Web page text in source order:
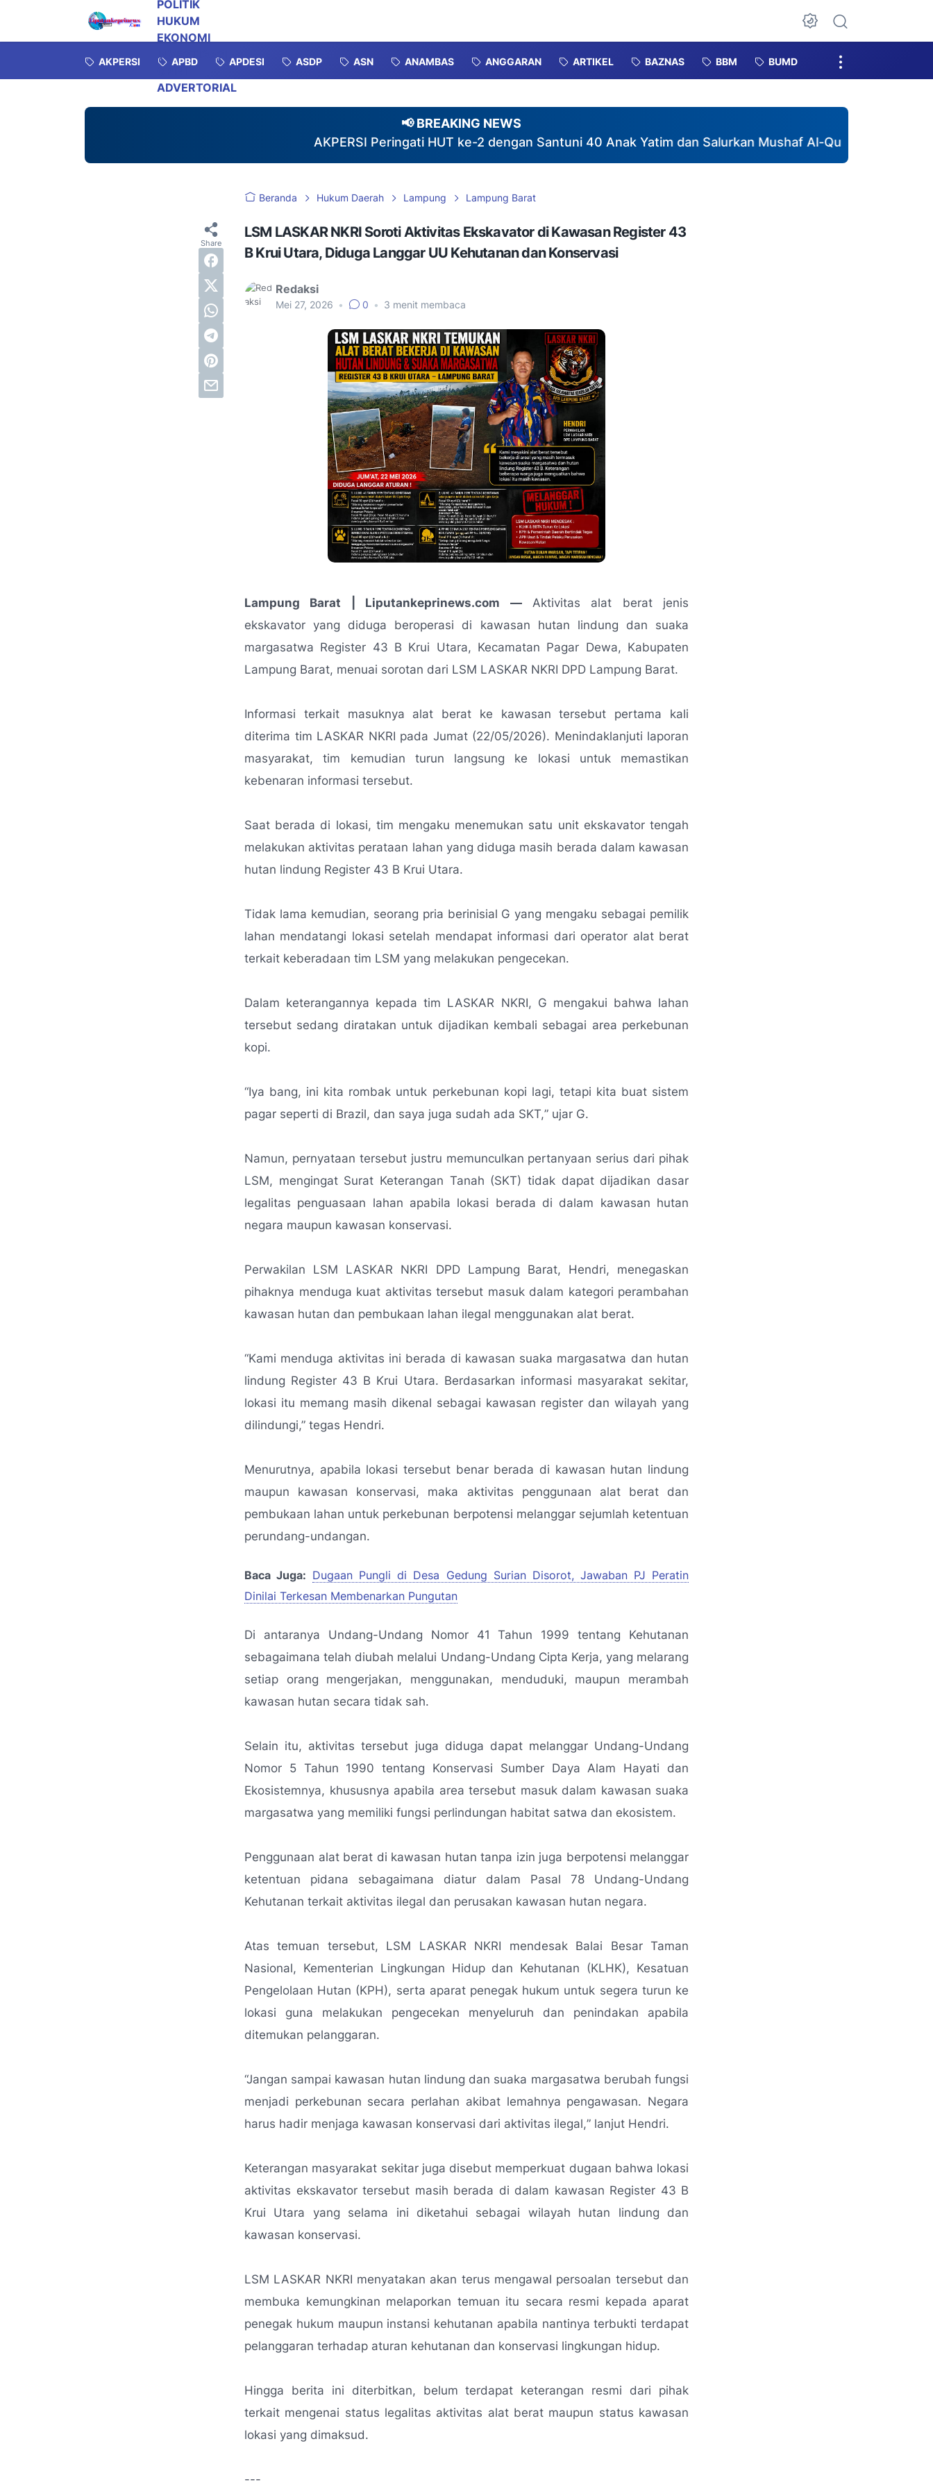
POLITIK
HUKUM
EKONOMI
INVESTIGASI
OPINI
ADVERTORIAL
Dark Mode
AKPERSI APBD APDESI ASDP ASN ANAMBAS ANGGARAN ARTIKEL BAZNAS BBM BUMD
📢 BREAKING NEWS
AKPERSI Peringati HUT ke-2 dengan Santuni 40 Anak Yatim dan Salurkan Mushaf Al-Qur'an di Pebayuran
Beranda Hukum Daerah Lampung Lampung Barat
LSM LASKAR NKRI Soroti Aktivitas Ekskavator di Kawasan Register 43
B Krui Utara, Diduga Langgar UU Kehutanan dan Konservasi
Redaksi
Mei 27, 2026 • 0 • 3 menit membaca
Lampung Barat | Liputankeprinews.com —Aktivitas alat berat jenis
ekskavator yang diduga beroperasi di kawasan hutan lindung dan suaka
margasatwa Register 43 B Krui Utara, Kecamatan Pagar Dewa, Kabupaten
Lampung Barat, menuai sorotan dari LSM LASKAR NKRI DPD Lampung Barat.
Informasi terkait masuknya alat berat ke kawasan tersebut pertama kali
diterima tim LASKAR NKRI pada Jumat (22/05/2026). Menindaklanjuti laporan
masyarakat, tim kemudian turun langsung ke lokasi untuk memastikan
kebenaran informasi tersebut.
Saat berada di lokasi, tim mengaku menemukan satu unit ekskavator tengah
melakukan aktivitas perataan lahan yang diduga masih berada dalam kawasan
hutan lindung Register 43 B Krui Utara.
Tidak lama kemudian, seorang pria berinisial G yang mengaku sebagai pemilik
lahan mendatangi lokasi setelah mendapat informasi dari operator alat berat
terkait keberadaan tim LSM yang melakukan pengecekan.
Dalam keterangannya kepada tim LASKAR NKRI, G mengakui bahwa lahan
tersebut sedang diratakan untuk dijadikan kembali sebagai area perkebunan
kopi.
“Iya bang, ini kita rombak untuk perkebunan kopi lagi, tetapi kita buat sistem
pagar seperti di Brazil, dan saya juga sudah ada SKT,” ujar G.
Namun, pernyataan tersebut justru memunculkan pertanyaan serius dari pihak
LSM, mengingat Surat Keterangan Tanah (SKT) tidak dapat dijadikan dasar
legalitas penguasaan lahan apabila lokasi berada di dalam kawasan hutan
negara maupun kawasan konservasi.
Perwakilan LSM LASKAR NKRI DPD Lampung Barat, Hendri, menegaskan
pihaknya menduga kuat aktivitas tersebut masuk dalam kategori perambahan
kawasan hutan dan pembukaan lahan ilegal menggunakan alat berat.
“Kami menduga aktivitas ini berada di kawasan suaka margasatwa dan hutan
lindung Register 43 B Krui Utara. Berdasarkan informasi masyarakat sekitar,
lokasi itu memang masih dikenal sebagai kawasan register dan wilayah yang
dilindungi,” tegas Hendri.
Menurutnya, apabila lokasi tersebut benar berada di kawasan hutan lindung
maupun kawasan konservasi, maka aktivitas penggunaan alat berat dan
pembukaan lahan untuk perkebunan berpotensi melanggar sejumlah ketentuan
perundang-undangan.
Baca Juga: Dugaan Pungli di Desa Gedung Surian Disorot, Jawaban PJ Peratin
Dinilai Terkesan Membenarkan Pungutan
Di antaranya Undang-Undang Nomor 41 Tahun 1999 tentang Kehutanan
sebagaimana telah diubah melalui Undang-Undang Cipta Kerja, yang melarang
setiap orang mengerjakan, menggunakan, menduduki, maupun merambah
kawasan hutan secara tidak sah.
Selain itu, aktivitas tersebut juga diduga dapat melanggar Undang-Undang
Nomor 5 Tahun 1990 tentang Konservasi Sumber Daya Alam Hayati dan
Ekosistemnya, khususnya apabila area tersebut masuk dalam kawasan suaka
margasatwa yang memiliki fungsi perlindungan habitat satwa dan ekosistem.
Penggunaan alat berat di kawasan hutan tanpa izin juga berpotensi melanggar
ketentuan pidana sebagaimana diatur dalam Pasal 78 Undang-Undang
Kehutanan terkait aktivitas ilegal dan perusakan kawasan hutan negara.
Atas temuan tersebut, LSM LASKAR NKRI mendesak Balai Besar Taman
Nasional, Kementerian Lingkungan Hidup dan Kehutanan (KLHK), Kesatuan
Pengelolaan Hutan (KPH), serta aparat penegak hukum untuk segera turun ke
lokasi guna melakukan pengecekan menyeluruh dan penindakan apabila
ditemukan pelanggaran.
“Jangan sampai kawasan hutan lindung dan suaka margasatwa berubah fungsi
menjadi perkebunan secara perlahan akibat lemahnya pengawasan. Negara
harus hadir menjaga kawasan konservasi dari aktivitas ilegal,” lanjut Hendri.
Keterangan masyarakat sekitar juga disebut memperkuat dugaan bahwa lokasi
aktivitas ekskavator tersebut masih berada di dalam kawasan Register 43 B
Krui Utara yang selama ini diketahui sebagai wilayah hutan lindung dan
kawasan konservasi.
LSM LASKAR NKRI menyatakan akan terus mengawal persoalan tersebut dan
membuka kemungkinan melaporkan temuan itu secara resmi kepada aparat
penegak hukum maupun instansi kehutanan apabila nantinya terbukti terdapat
pelanggaran terhadap aturan kehutanan dan konservasi lingkungan hidup.
Hingga berita ini diterbitkan, belum terdapat keterangan resmi dari pihak
terkait mengenai status legalitas aktivitas alat berat maupun status kawasan
lokasi yang dimaksud.
---